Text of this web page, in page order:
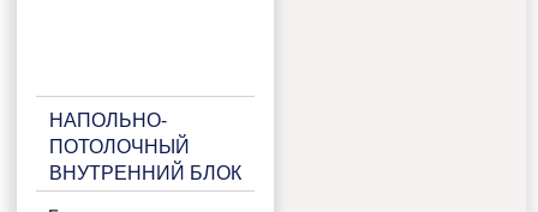
НАПОЛЬНО-
ПОТОЛОЧНЫЙ
ВНУТРЕННИЙ БЛОК